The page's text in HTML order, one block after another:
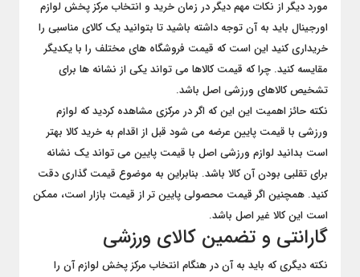
مورد دیگر از نکات مهم دیگر در زمان خرید و انتخاب مرکز پخش لوازم
اورجینال باید به آن توجه داشته باشید تا بتوانید یک کالای مناسبی را
خریداری کنید این است که قیمت فروشگاه های مختلف را با یکدیگر
مقایسه کنید. چرا که قیمت کالاها می تواند یکی از نشانه ها برای
تشخیص کالاهای ورزشی اصل باشد.
نکته حائز اهمیت این این که اگر در مرکزی مشاهده کردید که لوازم
ورزشی با قیمت پایین عرضه می شود قبل از اقدام به خرید کالا بهتر
است بدانید لوازم ورزشی اصل با قیمت پایین می تواند یک نشانه
برای تقلبی بودن آن کالا باشد. بنابراین به موضوع قیمت گذاری دقت
کنید. همچنین اگر قیمت محصولی پایین تر از قیمت بازار است، ممکن
است این کالا غیر اصل باشد.
گارانتی و تضمین کالای ورزشی
نکته دیگری که باید به آن در هنگام انتخاب مرکز پخش لوازم آن را